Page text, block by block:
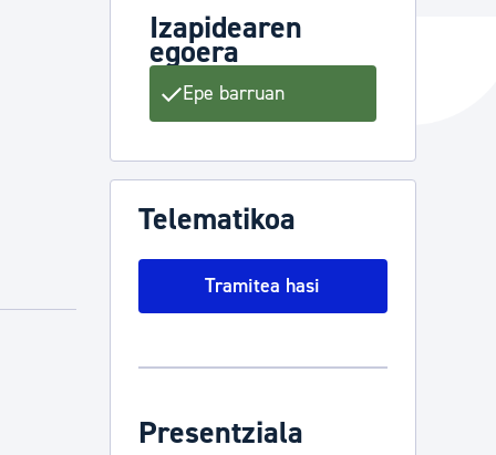
Izapidearen
egoera
Epe barruan
Telematikoa
Tramitea hasi
Presentziala